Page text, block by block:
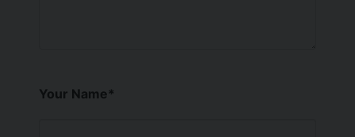
Your Name*